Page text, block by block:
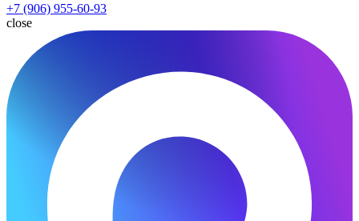
+7 (906) 955-60-93
close